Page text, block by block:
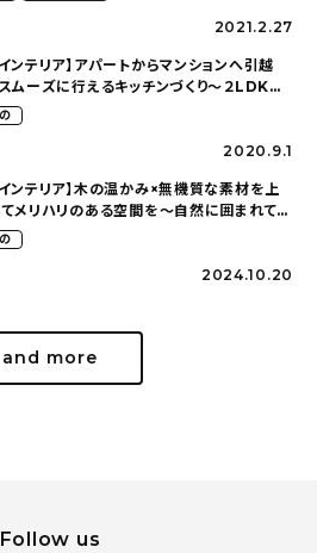
2021.2.27
ンテリア】アパートからマンションへ引越
ムーズに行えるキッチンづくり〜２LDKの
mari_ppe_さん）
2020.9.1
インテリア】木の温かみ×無機質な素材を上
メリハリのある空間を〜自然に囲まれて暮
さん）
2024.10.20
and more
Follow us